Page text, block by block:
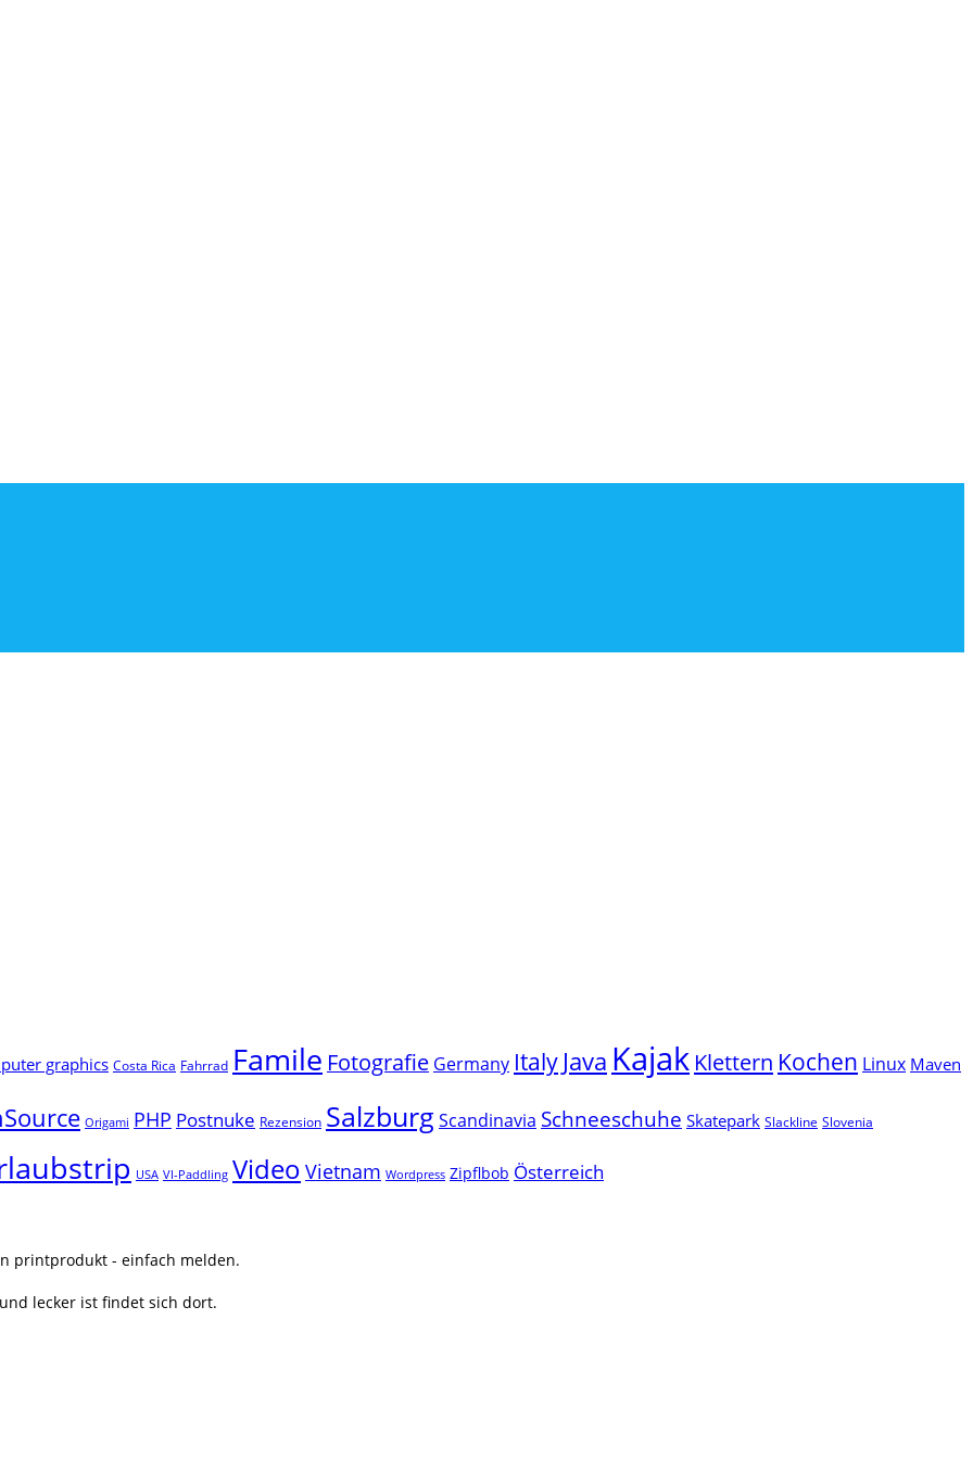
graphics Costa Rica Fahrrad Famile Fotografie Germany Italy Java Kajak Klettern Kochen Linux Maven
Origami PHP Postnuke Rezension SalzburgScandinavia Schneeschuhe Skatepark Slackline Slovenia
USA VI-Paddling Video Vietnam Wordpress Zipflbob Österreich
printprodukt - einfach melden.
lecker ist findet sich dort.